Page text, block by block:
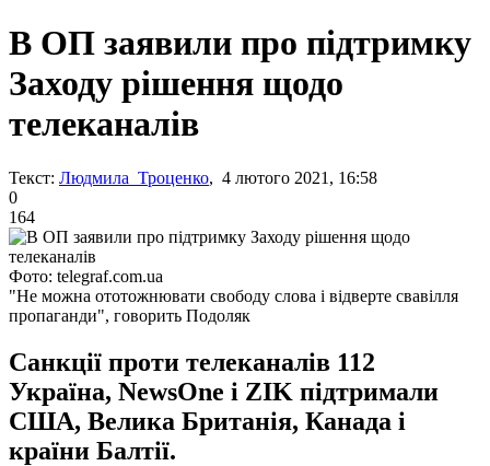
В ОП заявили про підтримку
Заходу рішення щодо
телеканалів
Текст: Людмила Троценко, 4 лютого 2021, 16:58
0
164
Фото: telegraf.com.ua
"Не можна ототожнювати свободу слова і відверте свавілля
пропаганди", говорить Подоляк
Санкції проти телеканалів 112
Україна, NewsOne і ZIK підтримали
США, Велика Британія, Канада і
країни Балтії.